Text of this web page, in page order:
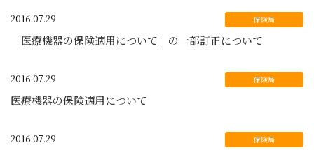
2016.07.29
「医療機器の保険適用について」の一部訂正について
2016.07.29
医療機器の保険適用について
2016.07.29